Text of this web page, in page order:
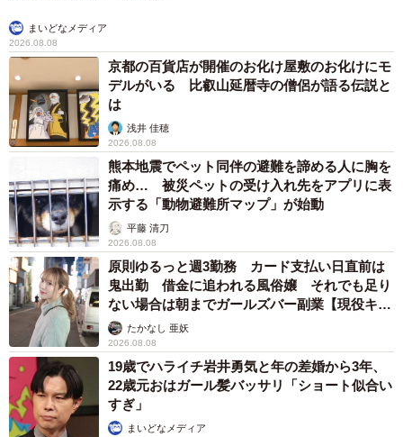
まいどなメディア
2026.08.08
京都の百貨店が開催のお化け屋敷のお化けにモ
デルがいる 比叡山延暦寺の僧侶が語る伝説と
は
浅井 佳穂
2026.08.08
熊本地震でペット同伴の避難を諦める人に胸を
痛め… 被災ペットの受け入れ先をアプリに表
示する「動物避難所マップ」が始動
平藤 清刀
2026.08.08
原則ゆるっと週3勤務 カード支払い日直前は
鬼出勤 借金に追われる風俗嬢 それでも足り
ない場合は朝までガールズバー副業【現役キャ
ストに取材】
たかなし 亜妖
2026.08.08
19歳でハライチ岩井勇気と年の差婚から3年、
22歳元おはガール髪バッサリ「ショート似合い
すぎ」
まいどなメディア